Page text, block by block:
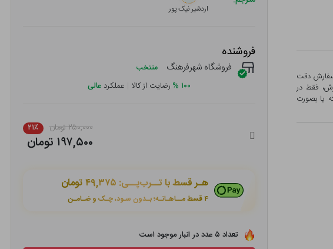
دقت
فقط در
یا بصورت
اردشیر نیک پور
فروشنده
فروشگاه شهرفرهنگ منتخب
۱۰۰ % رضایت از کالا | عملکرد عالی
۲۵۰,۰۰۰ تومان ۲۱٪
۱۹۷,۵۰۰ تومان
هـر قسط با تــرب‌پــی: ۴۹,۳۷۵ تومان
۴ قسط مــاهـانـه؛ بـدون سـود، چـک و ضـامـن
تعداد ۵ عدد در انبار موجود است